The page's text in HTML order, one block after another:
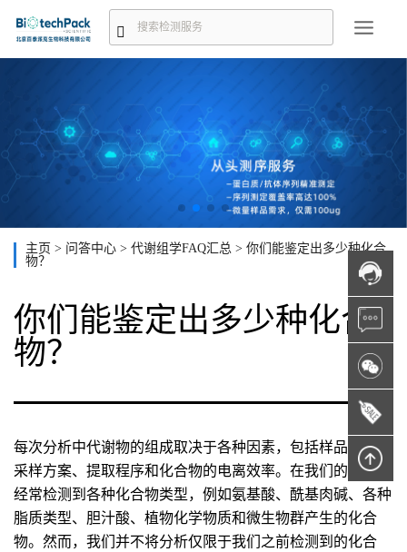
主页 > 问答中心 > 代谢组学FAQ汇总 > 你们能鉴定出多少种化合
物？
你们能鉴定出多少种化合
物？
每次分析中代谢物的组成取决于各种因素，包括样品类型、
采样方案、提取程序和化合物的电离效率。在我们的分析中
经常检测到各种化合物类型，例如氨基酸、酰基肉碱、各种
脂质类型、胆汁酸、植物化学物质和微生物群产生的化合
物。然而，我们并不将分析仅限于我们之前检测到的化合